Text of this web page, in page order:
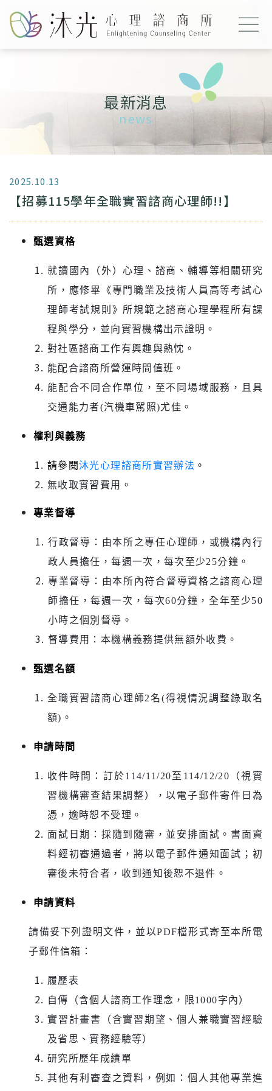
最新消息
2025.10.13
【招募115學年全職實習諮商心理師!!】
甄選資格
就讀國內（外）心理、諮商、輔導等相關研究
所，應修畢《專門職業及技術人員高等考試心
理師考試規則》所規範之諮商心理學程所有課
程與學分，並向實習機構出示證明。
對社區諮商工作有興趣與熱忱。
能配合諮商所營運時間值班。
能配合不同合作單位，至不同場域服務，且具
交通能力者(汽機車駕照)尤佳。
權利與義務
請參閱沐光心理諮商所實習辦法 。
無收取實習費用。
專業督導
行政督導 ： 由本所之專任心理師，或機構內行
政人員擔任，每週一次，每次至少25分鐘。
專業督導 ： 由本所內符合督導資格之諮商心理
師擔任，每週一次，每次60分鐘，全年至少50
小時之個別督導。
督導費用：本機構義務提供無額外收費。
甄選名額
全職實習諮商心理師2名(得視情況調整錄取名
額) 。
申請時間
收件時間：訂於114/11/20至 114/12/20 （視實
習機構審查結果調整），以電子郵件寄件日為
憑，逾時恕不受理。
面試日期：採隨到隨審，並安排面試。書面資
料經初審通過者，將以電子郵件通知面試；初
審後未符合者，收到通知後恕不退件。
申請資料
請備妥下列證明文件，並以PDF檔形式寄至本所電
子郵件信箱：
履歷表
自傳（含個人諮商工作理念，限1000字內）
實習計畫書（含實習期望、個人兼職實習經驗
及省思、實務經驗等）
研究所歷年成績單
其他有利審查之資料，例如：個人其他專業進